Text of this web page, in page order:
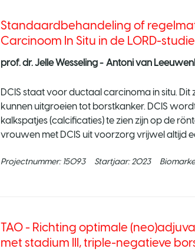
Standaardbehandeling of
Carcinoom In Situ in de LORD-
prof. dr. Jelle Wesseling - Antoni van
DCIS staat voor ductaal carcinoma in situ.
kunnen uitgroeien tot borstkanker. DCIS
kalkspatjes (calcificaties) te zien zijn op de
vrouwen met DCIS uit voorzorg vrijwel altijd
Projectnummer: 15093 Startjaar:2023
TAO - Richting optimale
met stadium III, triple-negatieve